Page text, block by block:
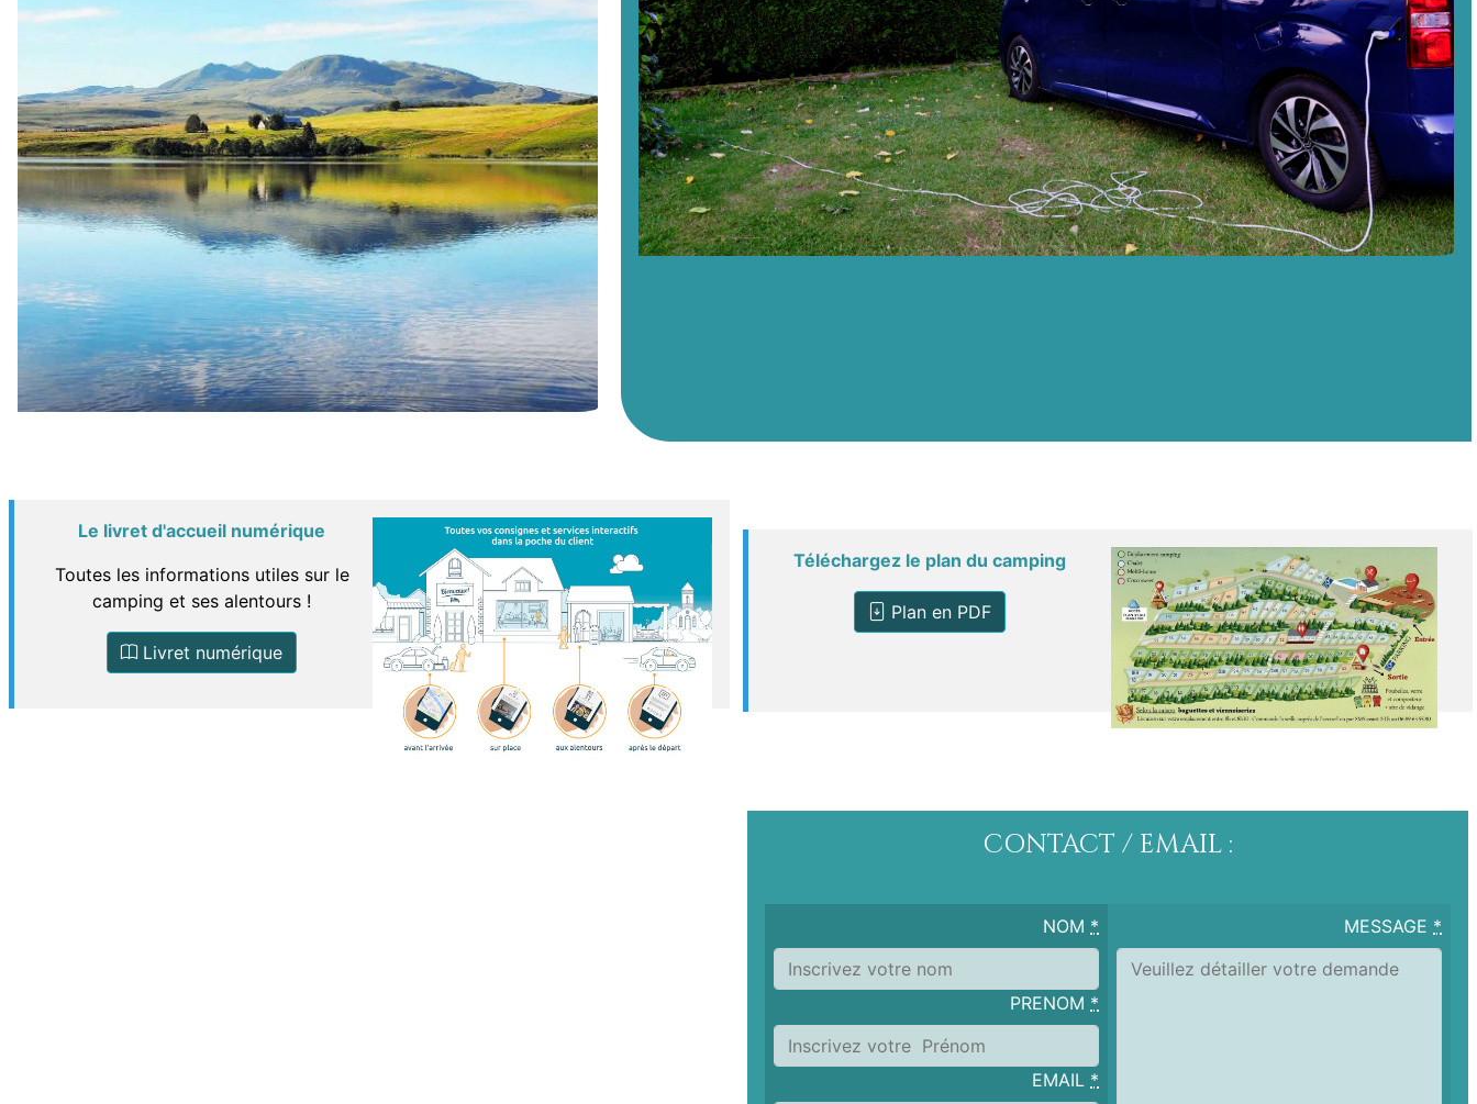
Le livret d'accueil numérique
Toutes les informations utiles sur le
camping et ses alentours !
Livret numérique
Téléchargez le plan du camping
Plan en PDF
CONTACT / EMAIL :
NOM *
PRENOM *
EMAIL *
MESSAGE *